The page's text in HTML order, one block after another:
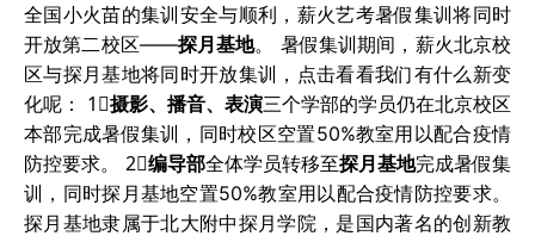
根据北京市暑假关于培训机构的疫情防控政
策：线下培训机构秉持限流75%，最佳限流
50%的原则，同时为了保障全国小火苗的集训
安全与顺利，薪火艺考暑假集训将同时开放第
二校区——探月基地。
暑假集训期间，薪火北京校区与探月基地将同
时开放集训，点击看看我们有什么新变化呢：
1⃣️摄影、播音、表演三个学部的学员仍在北京
全国小火苗的集训安全与顺利，薪火艺考暑假集训将同时
开放第二校区——探月基地。 暑假集训期间，薪火北京校
区与探月基地将同时开放集训，点击看看我们有什么新变
化呢： 1⃣️摄影、播音、表演三个学部的学员仍在北京校区
本部完成暑假集训，同时校区空置50%教室用以配合疫情
防控要求。 2⃣️编导部全体学员转移至探月基地完成暑假集
训，同时探月基地空置50%教室用以配合疫情防控要求。
探月基地隶属于北大附中探月学院，是国内著名的创新教